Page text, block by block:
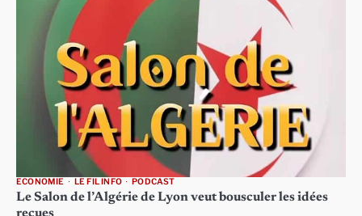
ECONOMIE LE FIL INFO PODCAST
Le Salon de l’Algérie de Lyon veut bousculer les idées
reçues